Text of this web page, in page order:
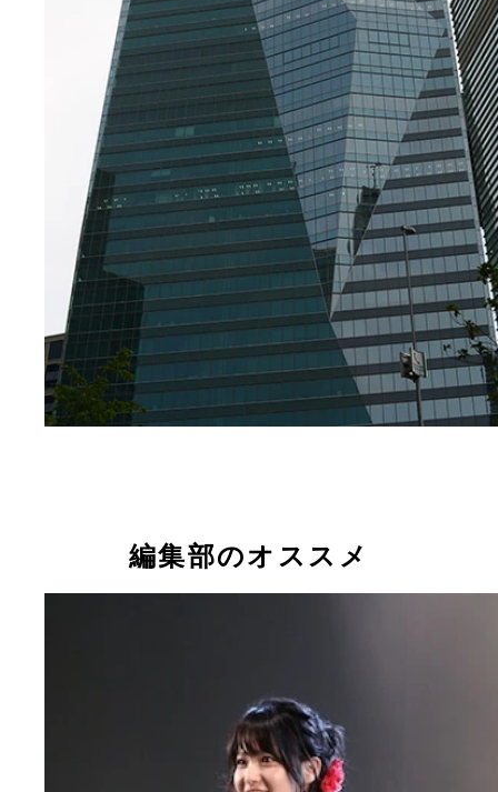
編集部のオススメ